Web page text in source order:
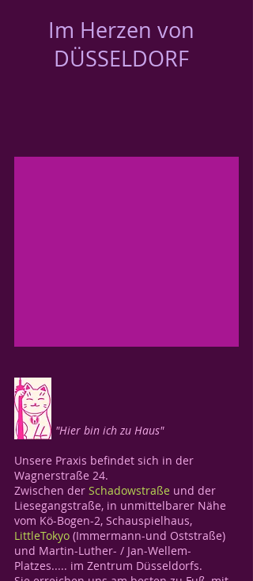
Im Herzen von
DÜSSELDORF
"Hier bin ich zu Haus"
Unsere Praxis befindet sich in der
Wagnerstraße 24.
Zwischen der Schadowstraße und der
Liesegangstraße, in unmittelbarer Nähe
vom Kö-Bogen-2, Schauspielhaus,
LittleTokyo (Immermann-und Oststraße)
und Martin-Luther- / Jan-Wellem-
Platzes..... im Zentrum Düsseldorfs.